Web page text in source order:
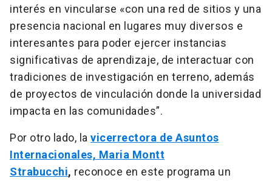
interés en vincularse «con una red de sitios y una
presencia nacional en lugares muy diversos e
interesantes para poder ejercer instancias
significativas de aprendizaje, de interactuar con
tradiciones de investigación en terreno, además
de proyectos de vinculación donde la universidad
impacta en las comunidades”.
Por otro lado, la vicerrectora de Asuntos
Internacionales, Maria Montt
Strabucchi, reconoce en este programa un